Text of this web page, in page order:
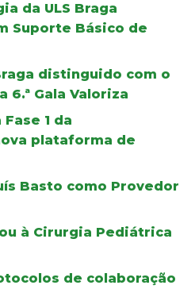
da ULS Braga
Suporte Básico de
distinguido com o
6.ª Gala Valoriza
1 da
plataforma de
Basto como Provedor
à Cirurgia Pediátrica
de colaboração